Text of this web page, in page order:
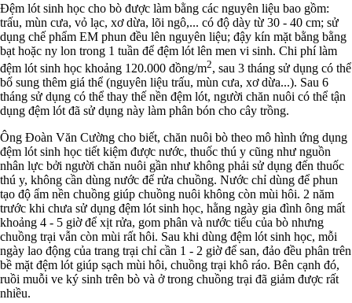
Đệm lót sinh học cho bò được làm bằng các nguyên liệu bao gồm:
trấu, mùn cưa, vỏ lạc, xơ dừa, lõi ngô,... có độ dày từ 30 - 40 cm; sử
dụng chế phẩm EM phun đều lên nguyên liệu; đậy kín mặt bằng bằng
bạt hoặc ny lon trong 1 tuần để đệm lót lên men vi sinh. Chi phí làm
đệm lót sinh học khoảng 120.000 đồng/m2, sau 3 tháng sử dụng có thể
bổ sung thêm giá thể (nguyên liệu trấu, mùn cưa, xơ dừa...). Sau 6
tháng sử dụng có thể thay thế nền đệm lót, người chăn nuôi có thể tận
dụng đệm lót đã sử dụng này làm phân bón cho cây trồng.
Ông Đoàn Văn Cường cho biết, chăn nuôi bò theo mô hình ứng dụng
đệm lót sinh học tiết kiệm được nước, thuốc thú y cũng như nguồn
nhân lực bởi người chăn nuôi gần như không phải sử dụng đến thuốc
thú y, không cần dùng nước để rửa chuồng. Nước chỉ dùng để phun
tạo độ ẩm nền chuồng giúp chuồng nuôi không còn mùi hôi. 2 năm
trước khi chưa sử dụng đệm lót sinh học, hằng ngày gia đình ông mất
khoảng 4 - 5 giờ để xịt rửa, gom phân và nước tiểu của bò nhưng
chuồng trại vẫn còn mùi rất hôi. Sau khi dùng đệm lót sinh học, mỗi
ngày lao động của trang trại chỉ cần 1 - 2 giờ để san, đảo đều phân trên
bề mặt đệm lót giúp sạch mùi hôi, chuồng trại khô ráo. Bên cạnh đó,
ruồi muỗi ve ký sinh trên bò và ở trong chuồng trại đã giảm được rất
nhiều.